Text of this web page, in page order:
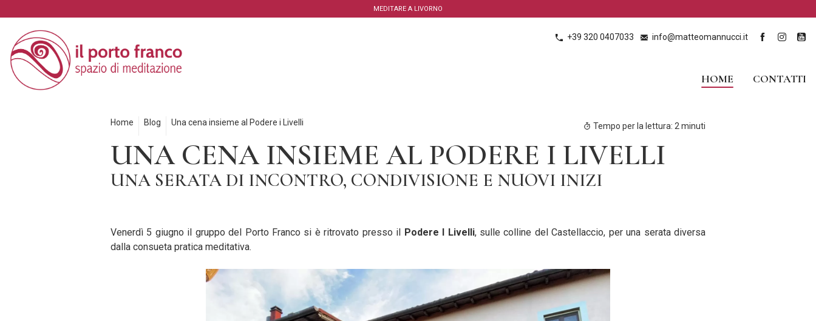
MEDITARE A LIVORNO
+39 320 0407033 info@matteomannucci.it
HOME CONTATTI
Home Blog Una cena insieme al Podere i Livelli Tempo per la lettura: 2 minuti
UNA CENA INSIEME AL PODERE I LIVELLI
UNA SERATA DI INCONTRO, CONDIVISIONE E NUOVI INIZI
Venerdì 5 giugno il gruppo del Porto Franco si è ritrovato presso il Podere I Livelli, sulle colline del Castellaccio, per una serata diversa
dalla consueta pratica meditativa.